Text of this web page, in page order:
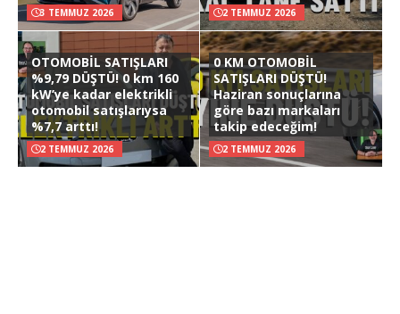
3 TEMMUZ 2026 2 TEMMUZ 2026
OTOMOBİL SATIŞLARI
%9,79 DÜŞTÜ! 0 km 160
kW’ye kadar elektrikli
otomobil satışlarıysa
%7,7 arttı!
2 TEMMUZ 2026
0 KM OTOMOBİL
SATIŞLARI DÜŞTÜ!
Haziran sonuçlarına
göre bazı markaları
takip edeceğim!
2 TEMMUZ 2026